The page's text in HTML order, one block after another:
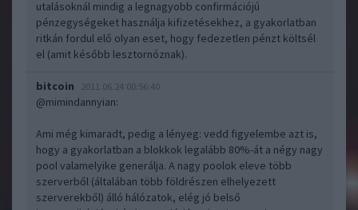
utalásoknál mindig a legnagyobb confirmációjú
pénzegységeket használja kifizetésekhez, a gyakorlatban
ritkán fordul elő olyan eset, hogy fedezetlen pénzt költsél
el (amit később lesztornóznak).
bitcoin 2011.06.24 00:56:40
@mimindannyian:
Ami még kimaradt, pedig a lényeg: vedd figyelembe azt is,
hogy a gyakorlatban a blokkok legalább 80%-át a négy nagy
pool valamelyike generálja. A nagy poolok eleve több
szerverből (általában több földrészen elhelyezett
szerverekből) álló hálózatok, elég jó belső